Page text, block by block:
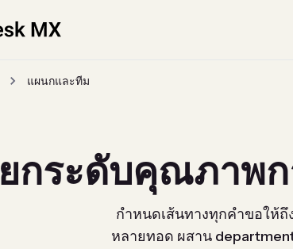
แผนกและทีม
ยกระดับคุณภาพ
กำหนดเส้นทางทุกคำขอให้
หลายทอด ผสาน